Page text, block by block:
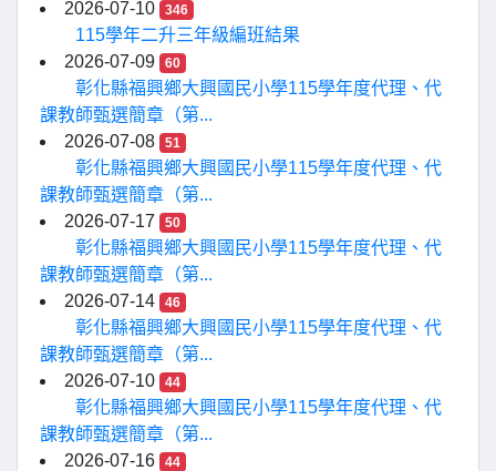
2026-07-10
346
115學年二升三年級編班結果
2026-07-09
60
彰化縣福興鄉大興國民小學115學年度代理、代
課教師甄選簡章（第...
2026-07-08
51
彰化縣福興鄉大興國民小學115學年度代理、代
課教師甄選簡章（第...
2026-07-17
50
彰化縣福興鄉大興國民小學115學年度代理、代
課教師甄選簡章（第...
2026-07-14
46
彰化縣福興鄉大興國民小學115學年度代理、代
課教師甄選簡章（第...
2026-07-10
44
彰化縣福興鄉大興國民小學115學年度代理、代
課教師甄選簡章（第...
2026-07-16
44